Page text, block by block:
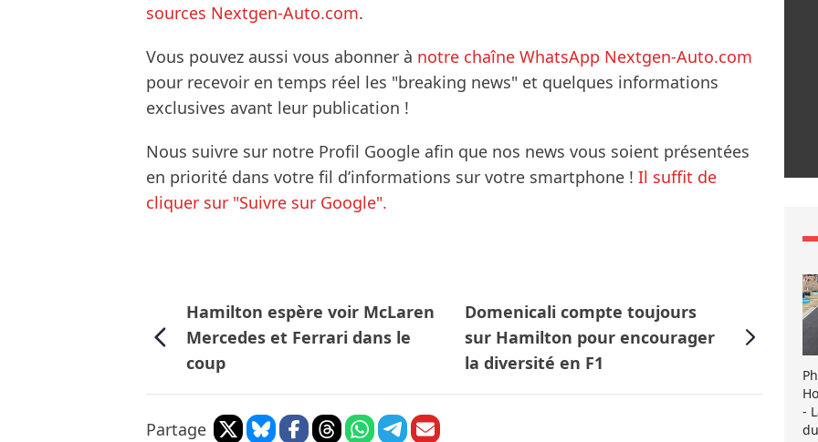
sources Nextgen-Auto.com.
Vous pouvez aussi vous abonner à notre chaîne WhatsApp Nextgen-Auto.com
pour recevoir en temps réel les "breaking news" et quelques informations
exclusives avant leur publication !
Nous suivre sur notre Profil Google afin que nos news vous soient présentées
en priorité dans votre fil d’informations sur votre smartphone ! Il suffit de
cliquer sur "Suivre sur Google".
Hamilton espère voir McLaren
Mercedes et Ferrari dans le
coup
Domenicali compte toujours
sur Hamilton pour encourager
la diversité en F1
Partage
-